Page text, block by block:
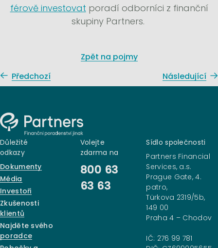
férově investovat poradí odborníci z finanční
skupiny Partners.
Zpět na pojmy
Předchozí
Následující
Důležité
odkazy
Dokumenty
Média
Investoři
Zkušenosti
klientů
Najděte svého
poradce
Volejte
zdarma na
800 63
63 63
Sídlo společnosti
Partners Financial
Services, a.s.
Prague Gate, 4.
patro,
Türkova 2319/5b,
149 00
Praha 4 – Chodov
IČ: 276 99 781